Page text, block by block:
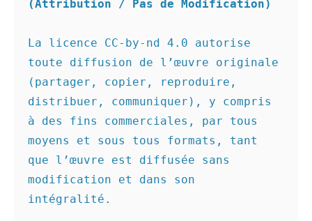
(Attribution / Pas de Modification)
La licence CC-by-nd 4.0 autorise
toute diffusion de l’œuvre originale
(partager, copier, reproduire,
distribuer, communiquer), y compris
à des fins commerciales, par tous
moyens et sous tous formats, tant
que l’œuvre est diffusée sans
modification et dans son
intégralité.